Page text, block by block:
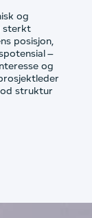
og
sterkt
posisjon,
–
og
struktur